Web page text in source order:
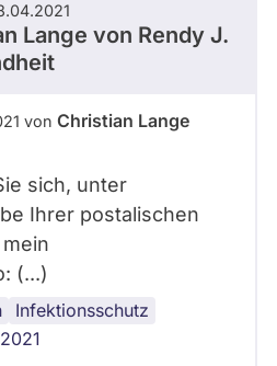
Lange von Rendy J.
von Christian Lange
sich, unter
Ihrer postalischen
(...)
Infektionsschutz